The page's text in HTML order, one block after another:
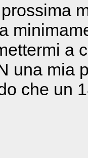
a
una mia
che un